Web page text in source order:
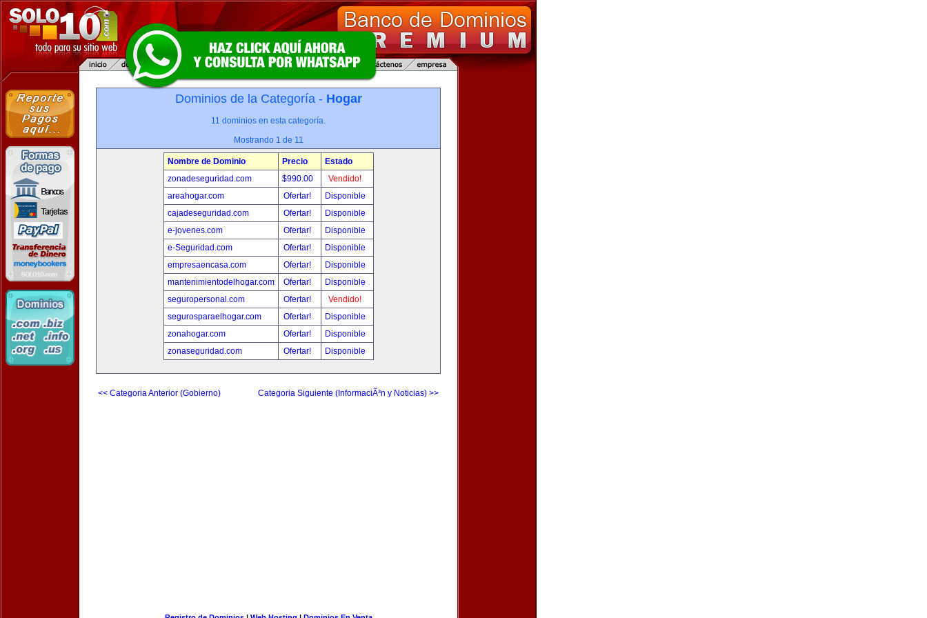
Dominios de la Categoría - Hogar
11 dominios en esta categoría.
Mostrando 1 de 11
Nombre de Dominio Precio
Estado
zonadeseguridad.com
$990.00
Vendido!
areahogar.com
Ofertar!
Disponible
cajadeseguridad.com
Ofertar!
Disponible
e-jovenes.com
Ofertar!
Disponible
e-Seguridad.com
Ofertar!
Disponible
empresaencasa.com
Ofertar!
Disponible
mantenimientodelhogar.com
Ofertar!
Disponible
seguropersonal.com
Ofertar!
Vendido!
segurosparaelhogar.com
Ofertar!
Disponible
zonahogar.com
Ofertar!
Disponible
zonaseguridad.com
Ofertar! Disponible
<< Categoria Anterior (Gobierno) Categoria Siguiente (InformaciÃ³n y Noticias) >>